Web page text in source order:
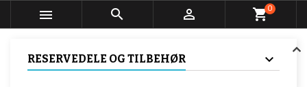
   shopping_cart0
RESERVEDELE OG TILBEHØR